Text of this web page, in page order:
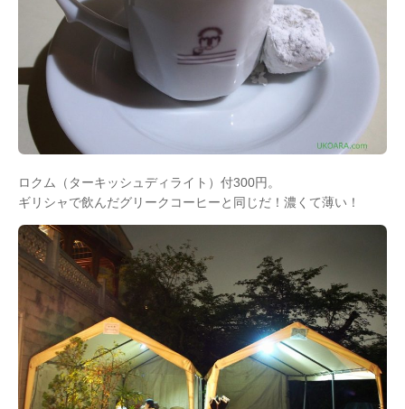
ロクム（ターキッシュディライト）付300円。
ギリシャで飲んだグリークコーヒーと同じだ！濃くて薄い！